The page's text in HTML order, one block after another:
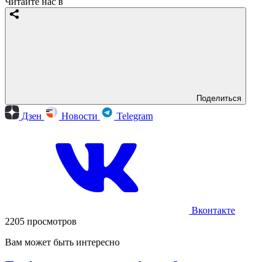
Поделиться
Дзен Новости Telegram
Вконтакте
2205 просмотров
Вам может быть интересно